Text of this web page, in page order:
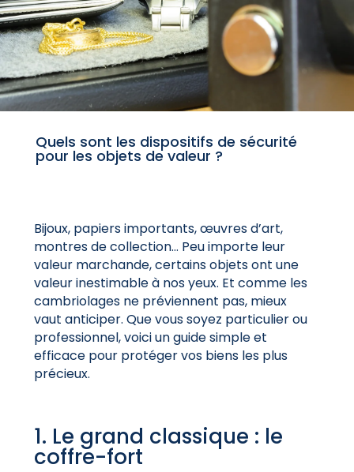
Quels sont les dispositifs de sécurité
pour les objets de valeur ?
Bijoux, papiers importants, œuvres d’art,
montres de collection… Peu importe leur
valeur marchande, certains objets ont une
valeur inestimable à nos yeux. Et comme les
cambriolages ne préviennent pas, mieux
vaut anticiper. Que vous soyez particulier ou
professionnel, voici un guide simple et
efficace pour protéger vos biens les plus
précieux.
1. Le grand classique : le
coffre-fort